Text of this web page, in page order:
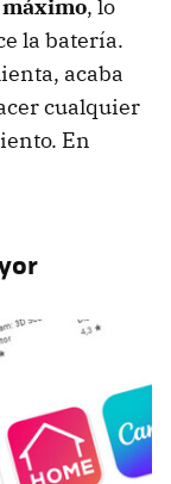
, lo
la batería.
acaba
cualquier
En